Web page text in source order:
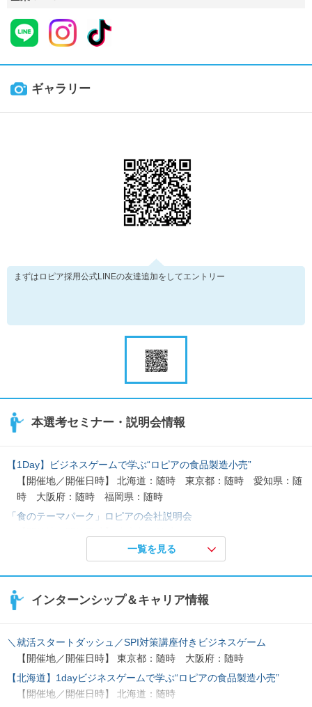
ギャラリー
まずはロピア採用公式LINEの友達追加をしてエントリー
本選考セミナー・説明会情報
【1Day】ビジネスゲームで学ぶ“ロピアの食品製造小売”
【開催地／開催日時】 北海道：随時 東京都：随時 愛知県：随
時 大阪府：随時 福岡県：随時
「食のテーマパーク」ロピアの会社説明会
「食のテーマパーク」ロピアのWEB説明会
一覧を見る
インターンシップ＆キャリア情報
＼就活スタートダッシュ／SPI対策講座付きビジネスゲーム
【開催地／開催日時】 東京都：随時 大阪府：随時
【北海道】1dayビジネスゲームで学ぶ“ロピアの食品製造小売”
【開催地／開催日時】 北海道：随時